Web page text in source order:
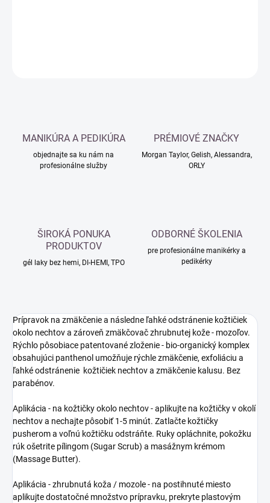
MANIKÚRA A PEDIKÚRA
objednajte sa ku nám na
profesionálne služby
PRÉMIOVÉ ZNAČKY
Morgan Taylor, Gelish, Alessandra,
ORLY
ŠIROKÁ PONUKA
PRODUKTOV
gél laky bez hemi, DI-HEMI, TPO
ODBORNÉ ŠKOLENIA
pre profesionálne manikérky a
pedikérky
Prípravok na zmäkčenie a následne ľahké odstránenie kožtičiek
okolo nechtov a zároveň zmäkčovač zhrubnutej kože - mozoľov.
Rýchlo pôsobiace patentované zloženie - bio-organický komplex
obsahujúci panthenol umožňuje rýchle zmäkčenie, exfoliáciu a
ľahké odstránenie kožtičiek nechtov a zmäkčenie kalusu. Bez
parabénov.
Aplikácia - na kožtičky okolo nechtov - aplikujte na kožtičky v okolí
nechtov a nechajte pôsobiť 1-5 minút. Zatlačte kožtičky
pusherom a voľnú kožtičku odstráňte. Ruky opláchnite, pokožku
rúk ošetrite pílingom (Sugar Scrub) a masážnym krémom
(Massage Butter).
Aplikácia - zhrubnutá koža / mozole - na postihnuté miesto
aplikujte dostatočné množstvo prípravku, prekryte plastovým